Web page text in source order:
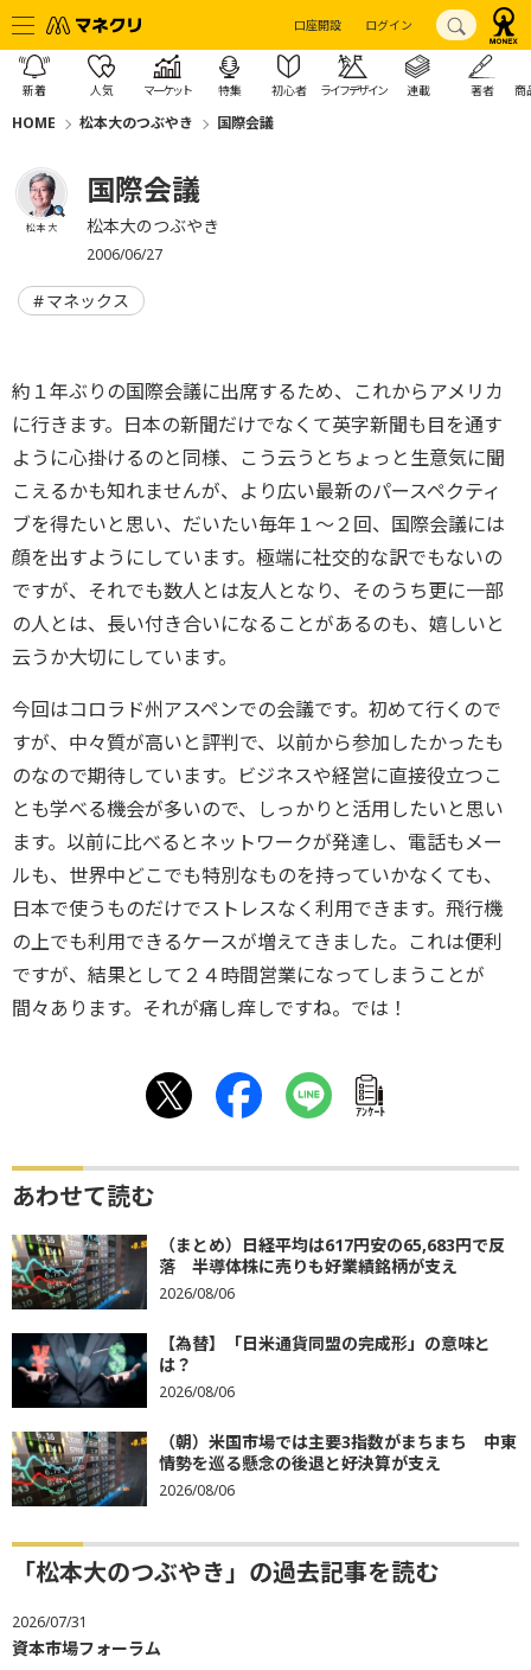
口座開設 ログイン
新着 人気 マーケット 特集 初心者 ライフデザイン 連載 著者 商
HOME 松本大のつぶやき 国際会議
松本 大
国際会議
松本大のつぶやき
2006/06/27
マネックス
約１年ぶりの国際会議に出席するため、これからアメリカ
に行きます。日本の新聞だけでなくて英字新聞も目を通す
ように心掛けるのと同様、こう云うとちょっと生意気に聞
こえるかも知れませんが、より広い最新のパースペクティ
ブを得たいと思い、だいたい毎年１〜２回、国際会議には
顔を出すようにしています。極端に社交的な訳でもないの
ですが、それでも数人とは友人となり、そのうち更に一部
の人とは、長い付き合いになることがあるのも、嬉しいと
云うか大切にしています。
今回はコロラド州アスペンでの会議です。初めて行くので
すが、中々質が高いと評判で、以前から参加したかったも
のなので期待しています。ビジネスや経営に直接役立つこ
とも学べる機会が多いので、しっかりと活用したいと思い
ます。以前に比べるとネットワークが発達し、電話もメー
ルも、世界中どこでも特別なものを持っていかなくても、
日本で使うものだけでストレスなく利用できます。飛行機
の上でも利用できるケースが増えてきました。これは便利
ですが、結果として２４時間営業になってしまうことが
間々あります。それが痛し痒しですね。では！
ｱﾝｹｰﾄ
あわせて読む
（まとめ）日経平均は617円安の65,683円で反
落 半導体株に売りも好業績銘柄が支え
2026/08/06
【為替】「日米通貨同盟の完成形」の意味と
は？
2026/08/06
（朝）米国市場では主要3指数がまちまち 中東
情勢を巡る懸念の後退と好決算が支え
2026/08/06
「松本大のつぶやき」の過去記事を読む
2026/07/31
資本市場フォーラム